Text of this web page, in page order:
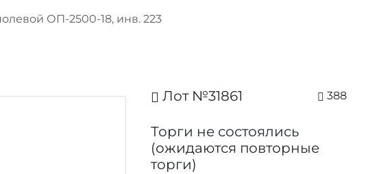
ОП-2500-18, инв. 223
Лот №31861 388
Торги не состоялись
(ожидаются повторные
торги)